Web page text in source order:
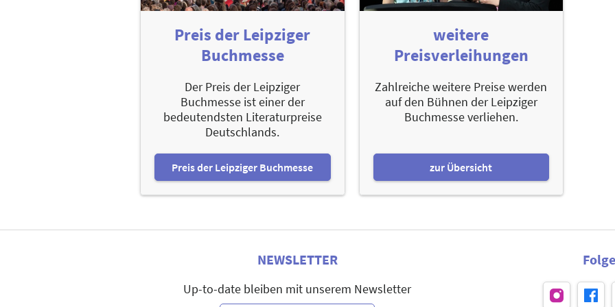
Preis der Leipziger
Buchmesse
Der Preis der Leipziger
Buchmesse ist einer der
bedeutendsten Literaturpreise
Deutschlands.
Preis der Leipziger Buchmesse
weitere
Preisverleihungen
Zahlreiche weitere Preise werden
auf den Bühnen der Leipziger
Buchmesse verliehen.
zur Übersicht
NEWSLETTER
Up-to-date bleiben mit unserem Newsletter